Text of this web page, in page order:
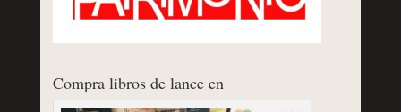
Compra libros de lance en